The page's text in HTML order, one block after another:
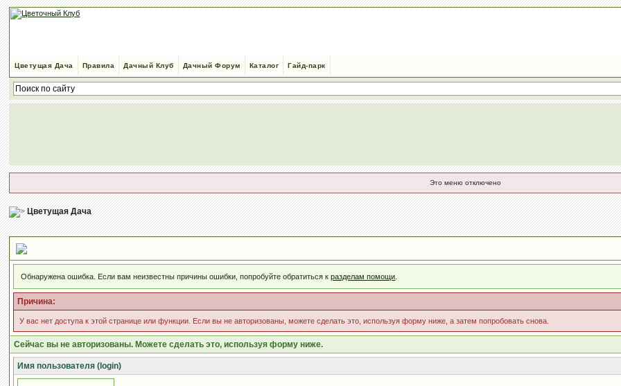
Цветущая Дача Правила Дачный Клуб Дачный Форум Каталог Гайд-парк
Это меню отключено
Цветущая Дача
Обнаружена ошибка. Если вам неизвестны причины ошибки, попробуйте обратиться кразделам помощи
Причина:
У вас нет доступа к этой странице или функции. Если вы не авторизованы, можете сделать это, используя форму ниже, а затем попробовать снова.
Сейчас вы не авторизованы. Можете сделать это, используя форму ниже.
Имя пользователя (login)